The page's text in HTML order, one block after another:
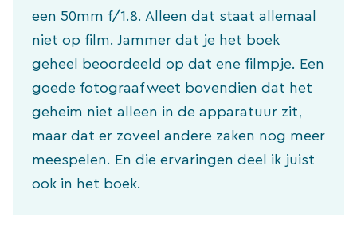
een 50mm f/1.8. Alleen dat staat allemaal
niet op film. Jammer dat je het boek
geheel beoordeeld op dat ene filmpje. Een
goede fotograaf weet bovendien dat het
geheim niet alleen in de apparatuur zit,
maar dat er zoveel andere zaken nog meer
meespelen. En die ervaringen deel ik juist
ook in het boek.